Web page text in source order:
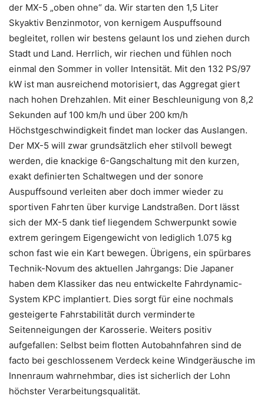
der MX-5 „oben ohne“ da. Wir starten den 1,5 Liter
Skyaktiv Benzinmotor, von kernigem Auspuffsound
begleitet, rollen wir bestens gelaunt los und ziehen durch
Stadt und Land. Herrlich, wir riechen und fühlen noch
einmal den Sommer in voller Intensität. Mit den 132 PS/97
kW ist man ausreichend motorisiert, das Aggregat giert
nach hohen Drehzahlen. Mit einer Beschleunigung von 8,2
Sekunden auf 100 km/h und über 200 km/h
Höchstgeschwindigkeit findet man locker das Auslangen.
Der MX-5 will zwar grundsätzlich eher stilvoll bewegt
werden, die knackige 6-Gangschaltung mit den kurzen,
exakt definierten Schaltwegen und der sonore
Auspuffsound verleiten aber doch immer wieder zu
sportiven Fahrten über kurvige Landstraßen. Dort lässt
sich der MX-5 dank tief liegendem Schwerpunkt sowie
extrem geringem Eigengewicht von lediglich 1.075 kg
schon fast wie ein Kart bewegen. Übrigens, ein spürbares
Technik-Novum des aktuellen Jahrgangs: Die Japaner
haben dem Klassiker das neu entwickelte Fahrdynamic-
System KPC implantiert. Dies sorgt für eine nochmals
gesteigerte Fahrstabilität durch verminderte
Seitenneigungen der Karosserie. Weiters positiv
aufgefallen: Selbst beim flotten Autobahnfahren sind de
facto bei geschlossenem Verdeck keine Windgeräusche im
Innenraum wahrnehmbar, dies ist sicherlich der Lohn
höchster Verarbeitungsqualität.